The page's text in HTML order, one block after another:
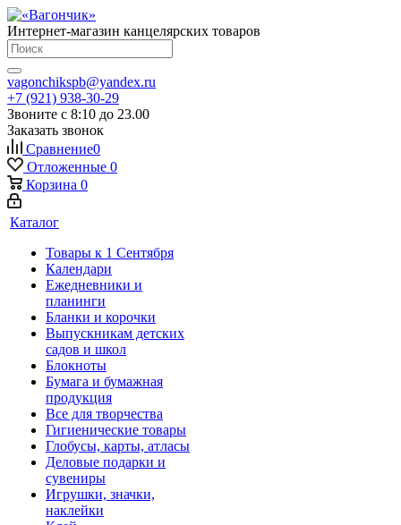
Интернет-магазин канцелярских товаров
vagonchikspb@yandex.ru
+7 (921) 938-30-29
Звоните с 8:10 до 23.00
Заказать звонок
Сравнение0
Отложенные 0
Корзина 0
Каталог
Товары к 1 Сентября
Календари
Ежедневники и
планинги
Бланки и корочки
Выпускникам детских
садов и школ
Блокноты
Бумага и бумажная
продукция
Все для творчества
Гигиенические товары
Глобусы, карты, атласы
Деловые подарки и
сувениры
Игрушки, значки,
наклейки